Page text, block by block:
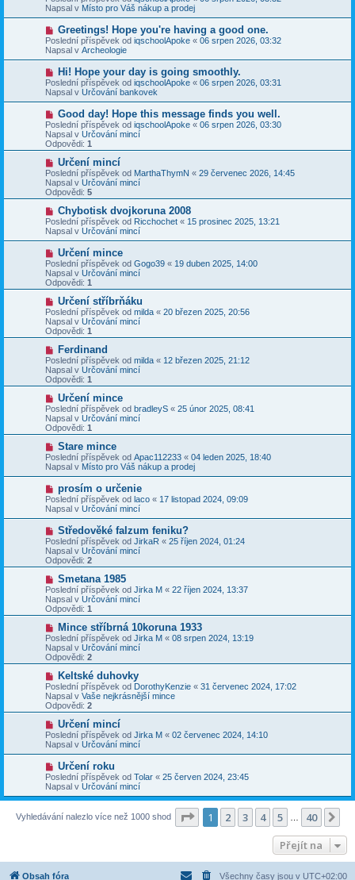
e
k
s
p
ě
v
e
k
v
ý
í
s
p
v
e
k
Napsal v Místo pro Váš nákup a prodej
N
o
v
ý
p
í
s
p
ě
v
e
k
Greetings! Hope you're having a good one.
Poslední příspěvek od iqschoolApoke « 06 srpen 2026, 03:32
Napsal v Archeologie
N
o
v
ý
í
s
p
v
e
k
Hi! Hope your day is going smoothly.
Poslední příspěvek od iqschoolApoke « 06 srpen 2026, 03:31
Napsal v Určování bankovek
N
o
v
ý
p
s
p
ě
v
e
k
Good day! Hope this message finds you well.
Poslední příspěvek od iqschoolApoke « 06 srpen 2026, 03:30
Napsal v Určování mincí
Odpovědi: 1
N
o
v
ý
p
s
p
v
e
k
Určení mincí
Poslední příspěvek od MarthaThymN « 29 červenec 2026, 14:45
Napsal v Určování mincí
Odpovědi: 5
N
o
v
ý
p
í
s
p
v
e
k
Chybotisk dvojkoruna 2008
Poslední příspěvek od Ricchochet « 15 prosinec 2025, 13:21
Napsal v Určování mincí
N
o
v
ý
p
s
p
ě
v
e
k
Určení mince
Poslední příspěvek od Gogo39 « 19 duben 2025, 14:00
Napsal v Určování mincí
Odpovědi: 1
N
o
v
ý
p
s
p
ě
v
e
k
Určení stříbrňáku
Poslední příspěvek od milda « 20 březen 2025, 20:56
Napsal v Určování mincí
Odpovědi: 1
N
o
v
ý
p
s
p
ě
v
e
k
Ferdinand
Poslední příspěvek od milda « 12 březen 2025, 21:12
Napsal v Určování mincí
Odpovědi: 1
N
o
v
ý
p
s
p
e
k
Určení mince
Poslední příspěvek od bradleyS « 25 únor 2025, 08:41
Napsal v Určování mincí
Odpovědi: 1
N
o
v
ý
í
s
p
ě
v
e
k
Stare mince
Poslední příspěvek od Apac112233 « 04 leden 2025, 18:40
Napsal v Místo pro Váš nákup a prodej
N
o
v
ý
p
í
s
p
v
e
k
prosím o určenie
Poslední příspěvek od laco « 17 listopad 2024, 09:09
Napsal v Určování mincí
N
o
v
ý
p
s
p
ě
v
e
k
Středověké falzum feniku?
Poslední příspěvek od JirkaR « 25 říjen 2024, 01:24
Napsal v Určování mincí
Odpovědi: 2
N
o
v
ý
p
s
p
ě
v
e
k
Smetana 1985
Poslední příspěvek od Jirka M « 22 říjen 2024, 13:37
Napsal v Určování mincí
Odpovědi: 1
N
o
v
ý
p
s
p
ě
v
e
k
Mince stříbrná 10koruna 1933
Poslední příspěvek od Jirka M « 08 srpen 2024, 13:19
Napsal v Určování mincí
Odpovědi: 2
N
o
v
ý
p
s
p
v
e
k
Keltské duhovky
Poslední příspěvek od DorothyKenzie « 31 červenec 2024, 17:02
Napsal v Vaše nejkrásnější mince
Odpovědi: 2
N
o
v
ý
p
í
s
p
v
Určení mincí
Poslední příspěvek od Jirka M « 02 červenec 2024, 14:10
Napsal v Určování mincí
N
o
v
ý
p
ř
í
k
Určení roku
Poslední příspěvek od Tolar « 25 červen 2024, 23:45
Napsal v Určování mincí
Vyhledávání nalezlo více než 1000 shod Stránka z 40
1 2 3 4 5 40
Přejít na
Obsah fóra Všechny časy jsou v UTC+02:00